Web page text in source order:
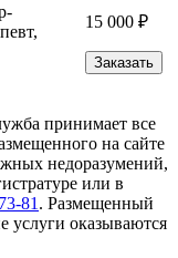
15 000 ₽
Заказать
принимает все
на сайте
недоразумений,
или в
81 . Размещенный
услуги оказываются